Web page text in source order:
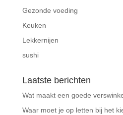
Gezonde voeding
Keuken
Lekkernijen
sushi
Laatste berichten
Wat maakt een goede
Waar moet je op letten bij het